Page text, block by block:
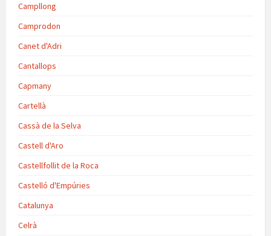
Campllong
Camprodon
Canet d'Adri
Cantallops
Capmany
Cartellà
Cassà de la Selva
Castell d'Aro
Castellfollit de la Roca
Castelló d'Empúries
Catalunya
Celrà